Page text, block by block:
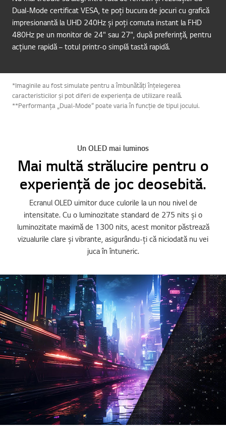
Dual-Mode certificat VESA, te poți bucura de jocuri cu grafică
impresionantă la UHD 240Hz și poți comuta instant la FHD
480Hz pe un monitor de 24" sau 27", după preferință, pentru
acțiune rapidă – totul printr-o simplă tastă rapidă.
*Imaginile au fost simulate pentru a îmbunătăți înțelegerea
caracteristicilor și pot diferi de experiența de utilizare reală.
**Performanța „Dual-Mode” poate varia în funcție de tipul jocului.
Un OLED mai luminos
Mai multă strălucire pentru o
experiență de joc deosebită.
Ecranul OLED uimitor duce culorile la un nou nivel de
intensitate. Cu o luminozitate standard de 275 nits și o
luminozitate maximă de 1300 nits, acest monitor păstrează
vizualurile clare și vibrante, asigurându-ți că niciodată nu vei
juca în întuneric.